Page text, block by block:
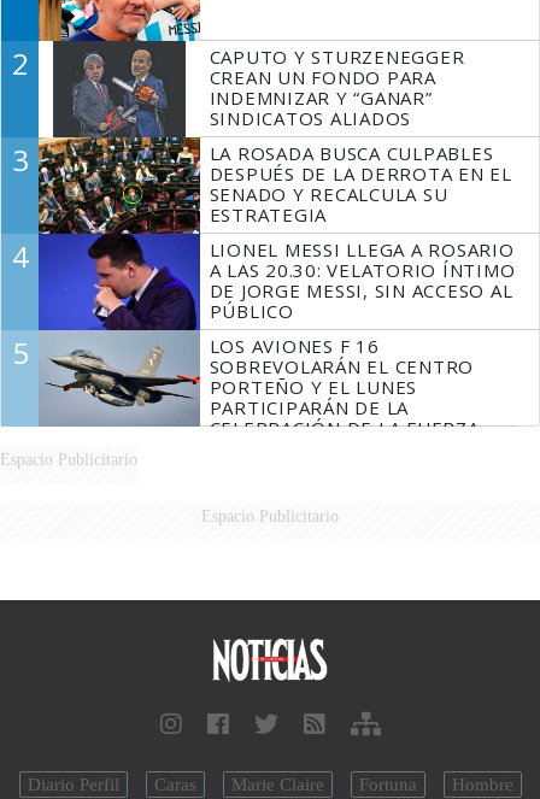
2
CAPUTO Y STURZENEGGER
CREAN UN FONDO PARA
INDEMNIZAR Y “GANAR”
SINDICATOS ALIADOS
3
LA ROSADA BUSCA CULPABLES
DESPUÉS DE LA DERROTA EN EL
SENADO Y RECALCULA SU
ESTRATEGIA
4
LIONEL MESSI LLEGA A ROSARIO
A LAS 20.30: VELATORIO ÍNTIMO
DE JORGE MESSI, SIN ACCESO AL
PÚBLICO
5
LOS AVIONES F 16
SOBREVOLARÁN EL CENTRO
PORTEÑO Y EL LUNES
PARTICIPARÁN DE LA
CELEBRACIÓN DE LA FUERZA
Espacio Publicitario
Espacio Publicitario
Diario Perfil Caras Marie Claire Fortuna Hombre